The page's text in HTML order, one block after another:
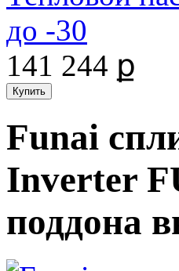
до -30
141 244 ք
Funai
Inverter
поддона